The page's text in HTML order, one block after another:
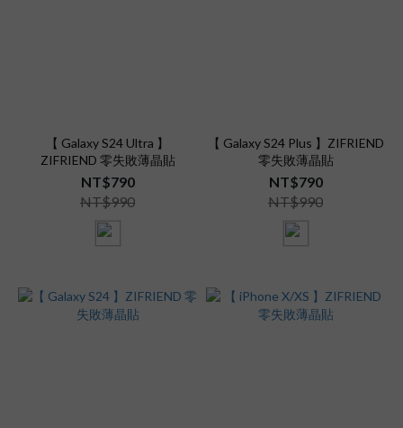
【 Galaxy S24 Ultra 】
ZIFRIEND 零失敗薄晶貼
NT$790
NT$990
【 Galaxy S24 Plus 】ZIFRIEND
零失敗薄晶貼
NT$790
NT$990